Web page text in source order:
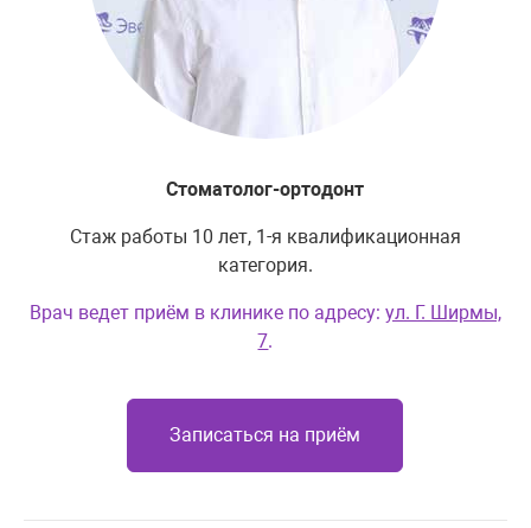
Стоматолог-ортодонт
Стаж работы 10 лет, 1-я квалификационная
категория.
Врач ведет приём в клинике по адресу: ул. Г. Ширмы,
7.
Записаться на приём